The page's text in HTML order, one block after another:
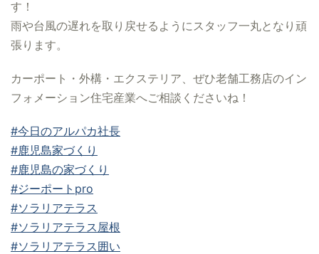
す！
雨や台風の遅れを取り戻せるようにスタッフ一丸となり頑
張ります。
カーポート・外構・エクステリア、ぜひ老舗工務店のイン
フォメーション住宅産業へご相談くださいね！
#今日のアルパカ社長
#鹿児島家づくり
#鹿児島の家づくり
#ジーポートpro
#ソラリアテラス
#ソラリアテラス屋根
#ソラリアテラス囲い